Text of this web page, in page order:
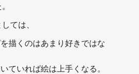
ては、
描くのはあまり好きではな
ていれば絵は上手くなる。